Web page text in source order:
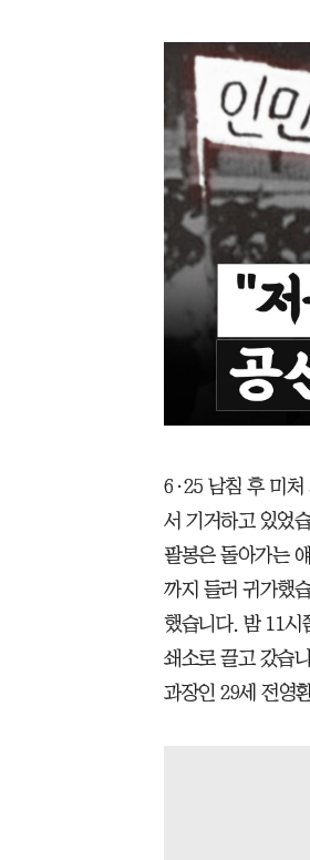
6·25 남침 후 미처
서 기거하고 있었
팔봉은 돌아가는
까지 들러 귀가했
했습니다. 밤 11시
쇄소로 끌고 갔습
과장인 29세 전영